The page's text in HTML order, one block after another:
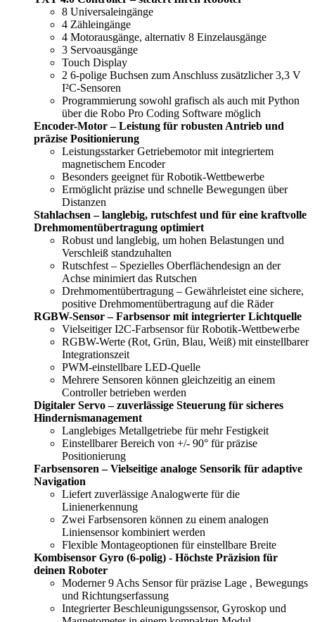
8 Universaleingänge
4 Zähleingänge
4 Motorausgänge, alternativ 8 Einzelausgänge
3 Servoausgänge
Touch Display
2 6-polige Buchsen zum Anschluss zusätzlicher 3,3 V
I²C-Sensoren
Programmierung sowohl grafisch als auch mit Python
über die Robo Pro Coding Software möglich
Encoder-Motor – Leistung für robusten Antrieb und
präzise Positionierung
Leistungsstarker Getriebemotor mit integriertem
magnetischem Encoder
Besonders geeignet für Robotik-Wettbewerbe
Ermöglicht präzise und schnelle Bewegungen über
Distanzen
Stahlachsen – langlebig, rutschfest und für eine kraftvolle
Drehmomentübertragung optimiert
Robust und langlebig, um hohen Belastungen und
Verschleiß standzuhalten
Rutschfest – Spezielles Oberflächendesign an der
Achse minimiert das Rutschen
Drehmomentübertragung – Gewährleistet eine sichere,
positive Drehmomentübertragung auf die Räder
RGBW-Sensor – Farbsensor mit integrierter Lichtquelle
Vielseitiger I2C-Farbsensor für Robotik-Wettbewerbe
RGBW-Werte (Rot, Grün, Blau, Weiß) mit einstellbarer
Integrationszeit
PWM-einstellbare LED-Quelle
Mehrere Sensoren können gleichzeitig an einem
Controller betrieben werden
Digitaler Servo – zuverlässige Steuerung für sicheres
Hindernismanagement
Langlebiges Metallgetriebe für mehr Festigkeit
Einstellbarer Bereich von +/- 90° für präzise
Positionierung
Farbsensoren – Vielseitige analoge Sensorik für adaptive
Navigation
Liefert zuverlässige Analogwerte für die
Linienerkennung
Zwei Farbsensoren können zu einem analogen
Liniensensor kombiniert werden
Flexible Montageoptionen für einstellbare Breite
Kombisensor Gyro (6-polig) - Höchste Präzision für
deinen Roboter
Moderner 9 Achs Sensor für präzise Lage , Bewegungs
und Richtungserfassung
Integrierter Beschleunigungssensor, Gyroskop und